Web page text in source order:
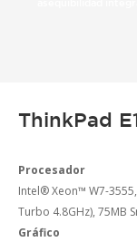
ThinkPad
Procesador
Intel® Xeon™ W7-
Turbo 4.8GHz), 75MB
Gráfico